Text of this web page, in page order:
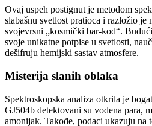
Ovaj uspeh postignut je metodom
slabašnu svetlost pratioca i razložio je
svojevrsni „kosmički bar-kod“.
svoje unikatne potpise u svetlosti,
dešifruju hemijski sastav atmosfere.
Misterija slanih oblaka
Spektroskopska analiza otkrila je
GJ504b detektovani su vodena para,
amonijak. Takođe, podaci ukazuju na